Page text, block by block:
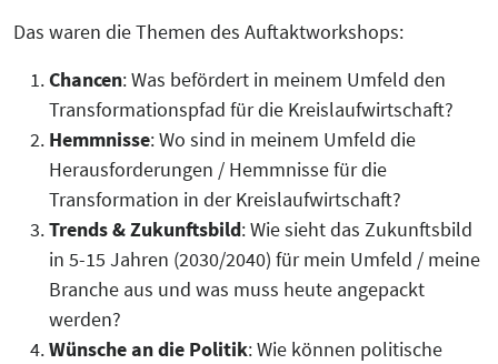
Das waren die Themen des Auftaktworkshops:
Chancen: Was befördert in meinem Umfeld den
Transformationspfad für die Kreislaufwirtschaft?
Hemmnisse: Wo sind in meinem Umfeld die
Herausforderungen / Hemmnisse für die
Transformation in der Kreislaufwirtschaft?
Trends & Zukunftsbild: Wie sieht das Zukunftsbild
in 5-15 Jahren (2030/2040) für mein Umfeld / meine
Branche aus und was muss heute angepackt
werden?
Wünsche an die Politik: Wie können politische